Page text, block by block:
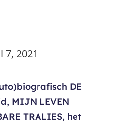
7, 2021
DE
MIJN LEVEN
TRALIES, het